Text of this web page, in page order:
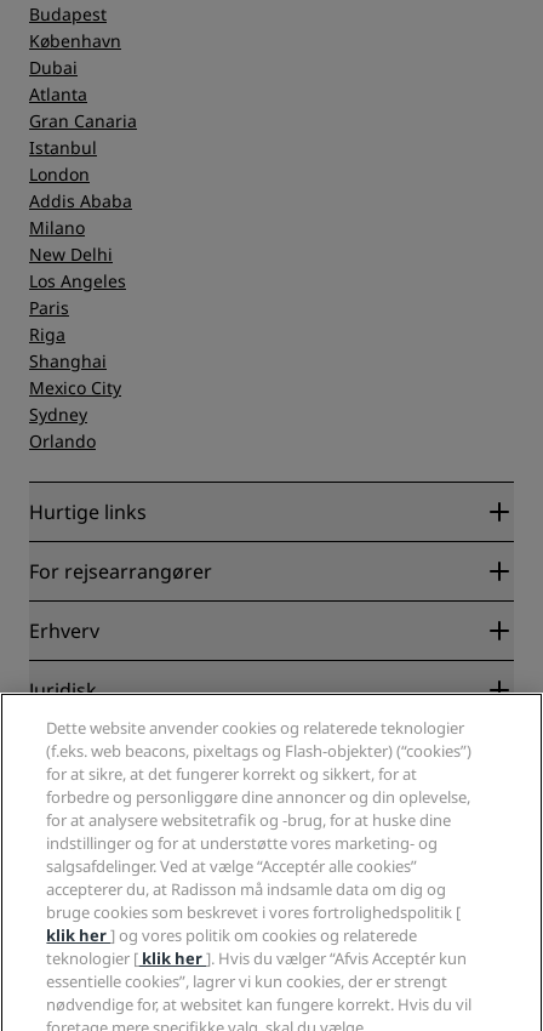
Budapest
København
Dubai
Atlanta
Gran Canaria
Istanbul
London
Addis Ababa
Milano
New Delhi
Los Angeles
Paris
Riga
Shanghai
Mexico City
Sydney
Orlando
Hurtige links
Radisson Rewards
Blog
Destinationer
Radisson Hotels-APP
Sports Approved-hoteller
Familievenlige hoteller
Sundhed og sikkerhed
For rejsearrangører
Partnere
Erhverv
Radisson Hotel Group
Karriere i RHG
Karriere i PPHE
Karrierer EHL
The Club by RHG
Udviklingsmuligheder
Ansvarlig virksomhed
Indkøb
Juridisk
Fortrolighedscenter
Juridiske oplysninger
Radisson Rewards vilkår og betingelser
Aftale vedrørende brug af hjemmesiden
Digital tilgængelighed
Erklæring om moderne slaveri
Hjælp
Advarsler til forbrugere
Kontakt
Ofte stillede spørgsmål
Sitemap
Sociale medier
Radisson Hotels-brands
Dette website anvender cookies og relaterede teknologier
(f.eks. web beacons, pixeltags og Flash-objekter) (“cookies”)
for at sikre, at det fungerer korrekt og sikkert, for at
forbedre og personliggøre dine annoncer og din oplevelse,
for at analysere websitetrafik og -brug, for at huske dine
indstillinger og for at understøtte vores marketing- og
salgsafdelinger. Ved at vælge “Acceptér alle cookies”
accepterer du, at Radisson må indsamle data om dig og
bruge cookies som beskrevet i vores fortrolighedspolitik [
klik her] og vores politik om cookies og relaterede
teknologier [ klik her]. Hvis du vælger “Afvis Acceptér kun
essentielle cookies”, lagrer vi kun cookies, der er strengt
nødvendige for, at websitet kan fungere korrekt. Hvis du vil